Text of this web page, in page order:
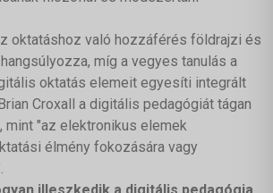
oktatáshoz való hozzáférés földrajzi és
míg a vegyes tanulás a
oktatás elemeit egyesíti integrált
Croxall a digitális pedagógiát tágan
mint "az elektronikus elemek
élmény fokozására vagy